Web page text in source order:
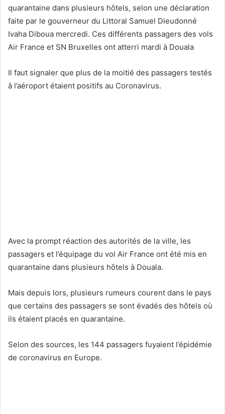
quarantaine dans plusieurs hôtels, selon une déclaration
faite par le gouverneur du Littoral Samuel Dieudonné
Ivaha Diboua mercredi. Ces différents passagers des vols
Air France et SN Bruxelles ont atterri mardi à Douala
Il faut signaler que plus de la moitié des passagers testés
à l’aéroport étaient positifs au Coronavirus.
Avec la prompt réaction des autorités de la ville, les
passagers et l’équipage du vol Air France ont été mis en
quarantaine dans plusieurs hôtels à Douala.
Mais depuis lors, plusieurs rumeurs courent dans le pays
que certains des passagers se sont évadés des hôtels où
ils étaient placés en quarantaine.
Selon des sources, les 144 passagers fuyaient l’épidémie
de coronavirus en Europe.